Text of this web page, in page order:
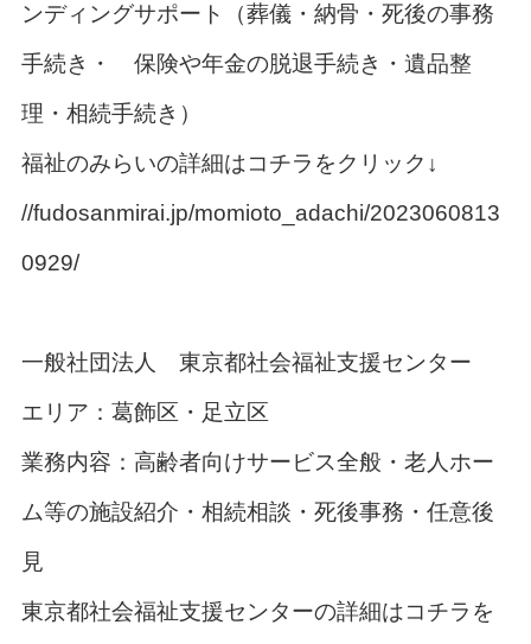
ンディングサポート（葬儀・納骨・死後の事務
手続き・ 保険や年金の脱退手続き・遺品整
理・相続手続き）
福祉のみらいの詳細はコチラをクリック ↓
//fudosanmirai.jp/momioto_adachi/2023060813
0929/
一般社団法人 東京都社会福祉支援センター
エリア：葛飾区・足立区
業務内容：高齢者向けサービス全般・老人ホー
ム等の施設紹介・相続相談・死後事務・任意後
見
東京都社会福祉支援センターの詳細はコチラを